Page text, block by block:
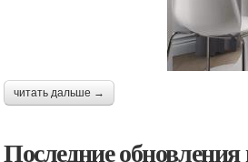
читать дальше →
Последние обновления